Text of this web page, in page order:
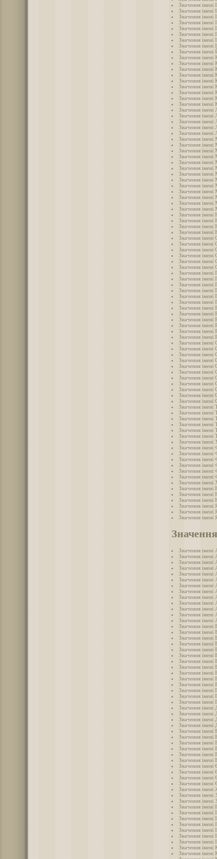
Значення імені
Значення імені
Значення імені
Значення імені
Значення імені
Значення імені
Значення імені
Значення імені
Значення імені
Значення імені
Значення імені
Значення імені
Значення імені
Значення імені
Значення імені
Значення імені
Значення імені
Значення імені
Значення імені
Значення імені
Значення імені
Значення імені
Значення імені
Значення імені
Значення імені
Значення імені
Значення імені
Значення імені
Значення імені
Значення імені
Значення
Значення
Значення імені
Значення імені
Значення імені
Значення імені
Значення імені
Значення імені
Значення імені
Значення імені
Значення імені
Значення імені
Значення імені
Значення імені
Значення імені
Значення імені
Значення імені
Значення імені
Значення імені
Значення імені
Значення імені
Значення імені
Значення імені
Значення імені
Значення імені
Значення імені
Значення імені
Значення імені
Значення імені
Значення імені
Значення імені
Значення імені
Значення імені
Значення імені
Значення імені
Значення імені
Значення імені
Значення імені
Значення імені
Значення імені
Значення імені
Значення імені
Значення імені
Значення імені
Значення імені
Значення імені
Значення імені
Значення імені
Значення імені
Значення імені
Значення імені
Значення імені
Значення імені
Значення імені
Значення імені
Значення
Значення імені
Значення імені
Значення імені
Значення імені
Значення імені
Значення імені
Значення імені
Значення імені
Значення імені
Значення імені
Значення імені
Значення імені
Значення імені
Значення імені
Значення імені
Значення імені
Значення імені
Значення імені
Значення імені
Значення імені
Значення імені
Значення імені
Значення імені
Значення імені
Значення імені
Значення імені
Значення імені
Значення імені
Значення імені
Значення імені
Значення імені
Значення імені
Значення імені
Значення імені
Значення імені
Значення імені
Значення імені
Значення імені
Значення імені
Значення імені
Значення імені
Значення імені
Значення імені
Значення імені
Значення імені
Значення імені
Значення імені
Значення імені
Значення імені
Значення імені
Значення імені
Значення імені
Значення імені
Значення імені
Значення імені
Значення імені